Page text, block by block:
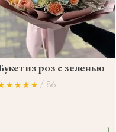
Букет из роз с зеленью
/ 86